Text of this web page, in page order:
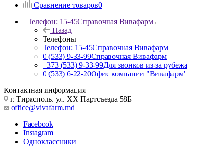
Сравнение товаров0
Телефон: 15-45Справочная Вивафарм
Назад
Телефоны
Телефон: 15-45Справочная Вивафарм
0 (533) 9-33-99Справочная Вивафарм
+373 (533) 9-33-99Для звонков из-за рубежа
0 (533) 6-22-20Офис компании "Вивафарм"
Контактная информация
г. Тирасполь, ул. ХХ Партсъезда 58Б
office@vivafarm.md
Facebook
Instagram
Одноклассники